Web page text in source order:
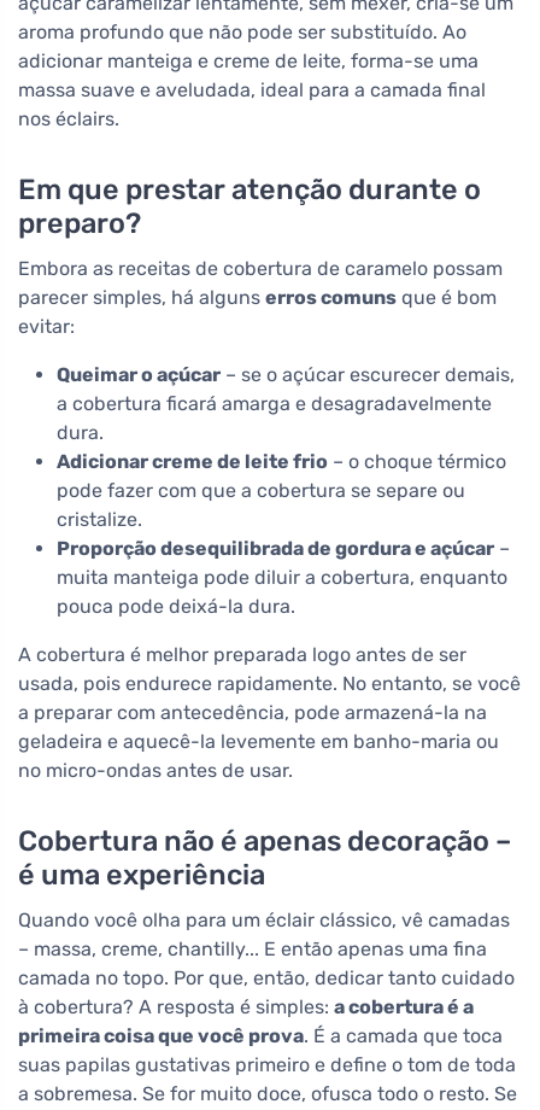
aroma profundo que não pode ser substituído. Ao
adicionar manteiga e creme de leite, forma-se uma
massa suave e aveludada, ideal para a camada final
nos éclairs.
Em que prestar atenção durante o
preparo?
Embora as receitas de cobertura de caramelo possam
parecer simples, há alguns erros comuns que é bom
evitar:
Queimar o açúcar – se o açúcar escurecer demais,
a cobertura ficará amarga e desagradavelmente
dura.
Adicionar creme de leite frio – o choque térmico
pode fazer com que a cobertura se separe ou
cristalize.
Proporção desequilibrada de gordura e açúcar –
muita manteiga pode diluir a cobertura, enquanto
pouca pode deixá-la dura.
A cobertura é melhor preparada logo antes de ser
usada, pois endurece rapidamente. No entanto, se você
a preparar com antecedência, pode armazená-la na
geladeira e aquecê-la levemente em banho-maria ou
no micro-ondas antes de usar.
Cobertura não é apenas decoração –
é uma experiência
Quando você olha para um éclair clássico, vê camadas
– massa, creme, chantilly... E então apenas uma fina
camada no topo. Por que, então, dedicar tanto cuidado
à cobertura? A resposta é simples: a cobertura é a
primeira coisa que você prova. É a camada que toca
suas papilas gustativas primeiro e define o tom de toda
a sobremesa. Se for muito doce, ofusca todo o resto. Se